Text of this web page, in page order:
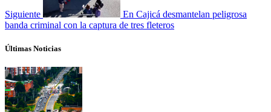
Siguiente
En Cajicá desmantelan peligrosa
banda criminal con la captura de tres fleteros
Últimas Noticias